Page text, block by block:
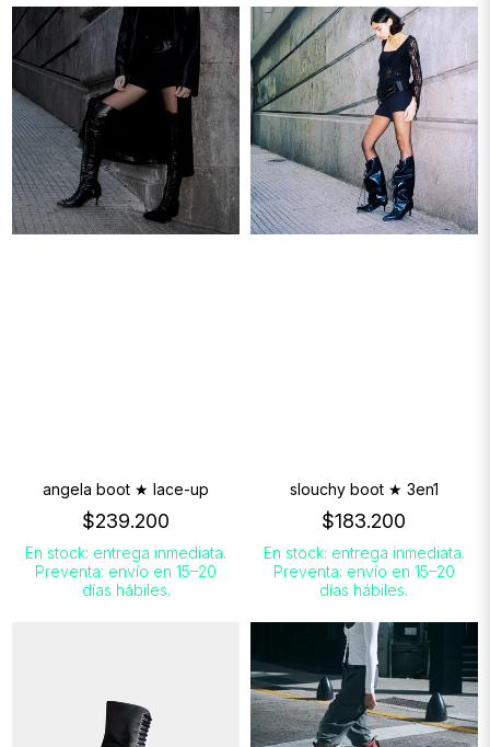
angela boot ★ lace-up
$239.200
En stock: entrega inmediata.
Preventa: envío en 15–20
días hábiles.
slouchy boot ★ 3en1
$183.200
En stock: entrega inmediata.
Preventa: envío en 15–20
días hábiles.